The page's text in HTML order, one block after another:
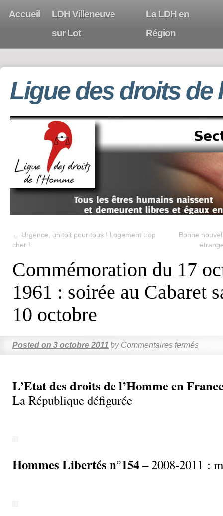
Accueil
LDH Villeneuve
sur Lot
La LDH en
Région
Ligue des droits de
← Urgence, un toit pour tous ! Logement trop
cher !
Bonne
Commémoration du 17
1961 : soirée au Cabaret
10 octobre
Posted on 3 octobre 2011 by Commentaires fermés
L’Etat des droits de l’Homme en
La République défigurée
Hommes Libertés n°154– 2008-2011 :